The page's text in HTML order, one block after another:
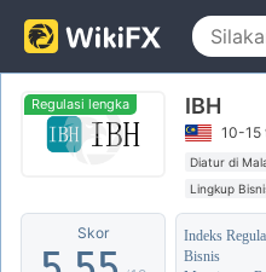
Regulasi lengka IBH
10-15
Diatur di
Lingkup
Skor
0
1
2
3
4
0
1
2
3
4
0
1
2
4
Indeks
Bisnis